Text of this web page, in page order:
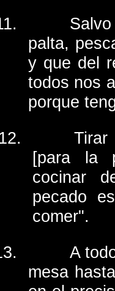
palta,
y que del
todos nos
porque
[para la
cocinar
pecado
comer".
A
mesa